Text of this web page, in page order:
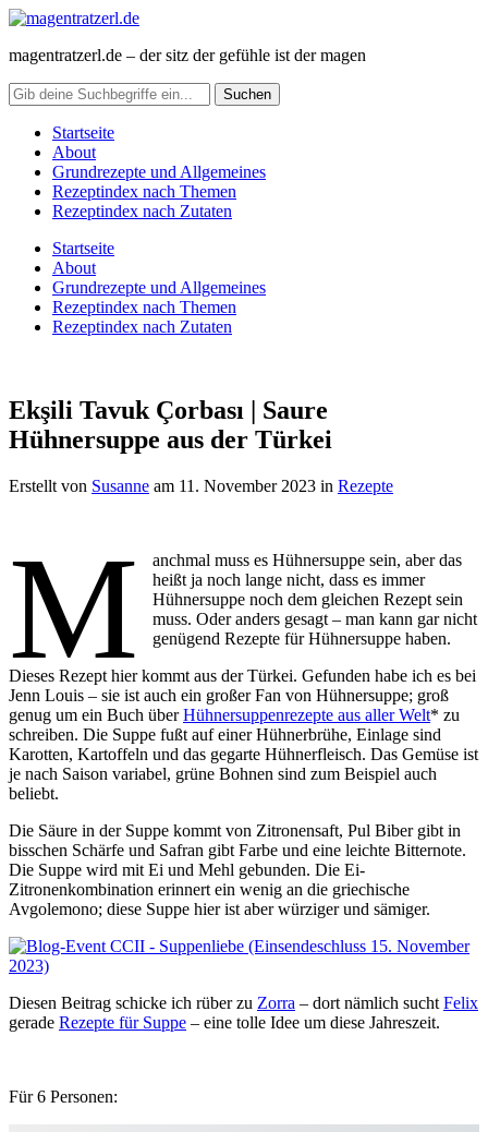
magentratzerl.de – der sitz der gefühle ist der magen
Startseite
About
Grundrezepte und Allgemeines
Rezeptindex nach Themen
Rezeptindex nach Zutaten
Startseite
About
Grundrezepte und Allgemeines
Rezeptindex nach Themen
Rezeptindex nach Zutaten
Ekşili Tavuk Çorbası | Saure
Hühnersuppe aus der Türkei
Erstellt von Susanne am 11. November 2023 in Rezepte
M
anchmal muss es Hühnersuppe sein, aber das
heißt ja noch lange nicht, dass es immer
Hühnersuppe noch dem gleichen Rezept sein
muss. Oder anders gesagt – man kann gar nicht
genügend Rezepte für Hühnersuppe haben.
Dieses Rezept hier kommt aus der Türkei. Gefunden habe ich es bei
Jenn Louis – sie ist auch ein großer Fan von Hühnersuppe; groß
genug um ein Buch überHühnersuppenrezepte aus aller Welt* zu
schreiben. Die Suppe fußt auf einer Hühnerbrühe, Einlage sind
Karotten, Kartoffeln und das gegarte Hühnerfleisch. Das Gemüse ist
je nach Saison variabel, grüne Bohnen sind zum Beispiel auch
beliebt.
Die Säure in der Suppe kommt von Zitronensaft, Pul Biber gibt in
bisschen Schärfe und Safran gibt Farbe und eine leichte Bitternote.
Die Suppe wird mit Ei und Mehl gebunden. Die Ei-
Zitronenkombination erinnert ein wenig an die griechische
Avgolemono; diese Suppe hier ist aber würziger und sämiger.
Diesen Beitrag schicke ich rüber zu Zorra – dort nämlich sucht Felix
gerade Rezepte für Suppe – eine tolle Idee um diese Jahreszeit.
Für 6 Personen: